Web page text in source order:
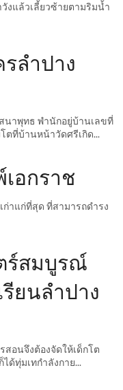
งแล้วเลี้ยวซ้ายตามริมน้ำ
ลำปาง
าพุทธ พำนักอยู่บ้านเลขที่
โตที่บ้านหน้าวัดศรีเกิด...
อกราช
าแก่ที่สุด ที่สามารถดำรง
ร์สมบูรณ์
ยนลำปาง
สอนจึงต้องจัดให้เด็กโต
ด้ทุ่มเทกำลังกาย...